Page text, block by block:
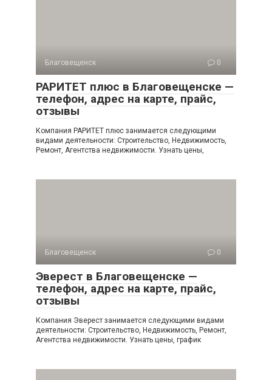
Благовещенск 0
РАРИТЕТ плюс в Благовещенске —
телефон, адрес на карте, прайс,
отзывы
Компания РАРИТЕТ плюс занимается следующими
видами деятельности: Строительство, Недвижимость,
Ремонт, Агентства недвижимости. Узнать цены,
Благовещенск 0
Эверест в Благовещенске —
телефон, адрес на карте, прайс,
отзывы
Компания Эверест занимается следующими видами
деятельности: Строительство, Недвижимость, Ремонт,
Агентства недвижимости. Узнать цены, график